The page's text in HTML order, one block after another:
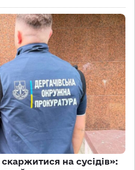
на сусідів»: